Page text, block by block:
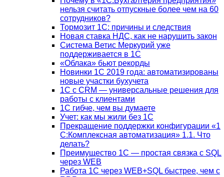
нельзя считать отпускные более чем на 60
сотрудников?
Тормозит 1C: причины и следствия
Новая ставка НДС, как не нарушить закон
Система Ветис Меркурий уже
поддерживается в 1С
«Облака» бьют рекорды
Новинки 1С 2019 года: автоматизированы
новые участки бухучета
1С с CRM — универсальные решения для
работы с клиентами
1С гибче, чем вы думаете
Учет: как мы жили без 1С
Прекращение поддержки конфигурации «1
С:Комплексная автоматизация» 1.1. Что
делать?
Преимущество 1С — простая связка с SQL
через WEB
Работа 1С через WEB+SQL быстрее, чем с